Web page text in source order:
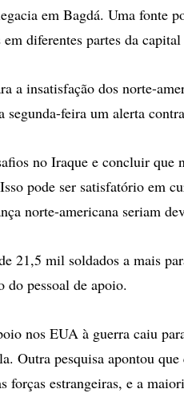
em Bagdá. Uma fonte
diferentes partes da
a insatisfação dos norte-
segunda-feira um alerta
no Iraque e concluir que
pode ser satisfatório em
norte-americana seriam
21,5 mil soldados a mais
do pessoal de apoio.
nos EUA à guerra caiu
Outra pesquisa apontou
forças estrangeiras, e a